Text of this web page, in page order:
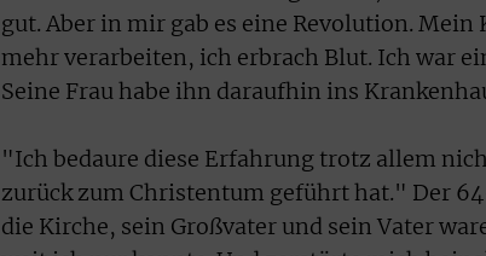
gut. Aber in mir gab es eine Revolution.
mehr verarbeiten, ich erbrach Blut. Ich war
Seine Frau habe ihn daraufhin ins
"Ich bedaure diese Erfahrung trotz allem
zurück zum Christentum geführt hat." Der
die Kirche, sein Großvater und sein Vater